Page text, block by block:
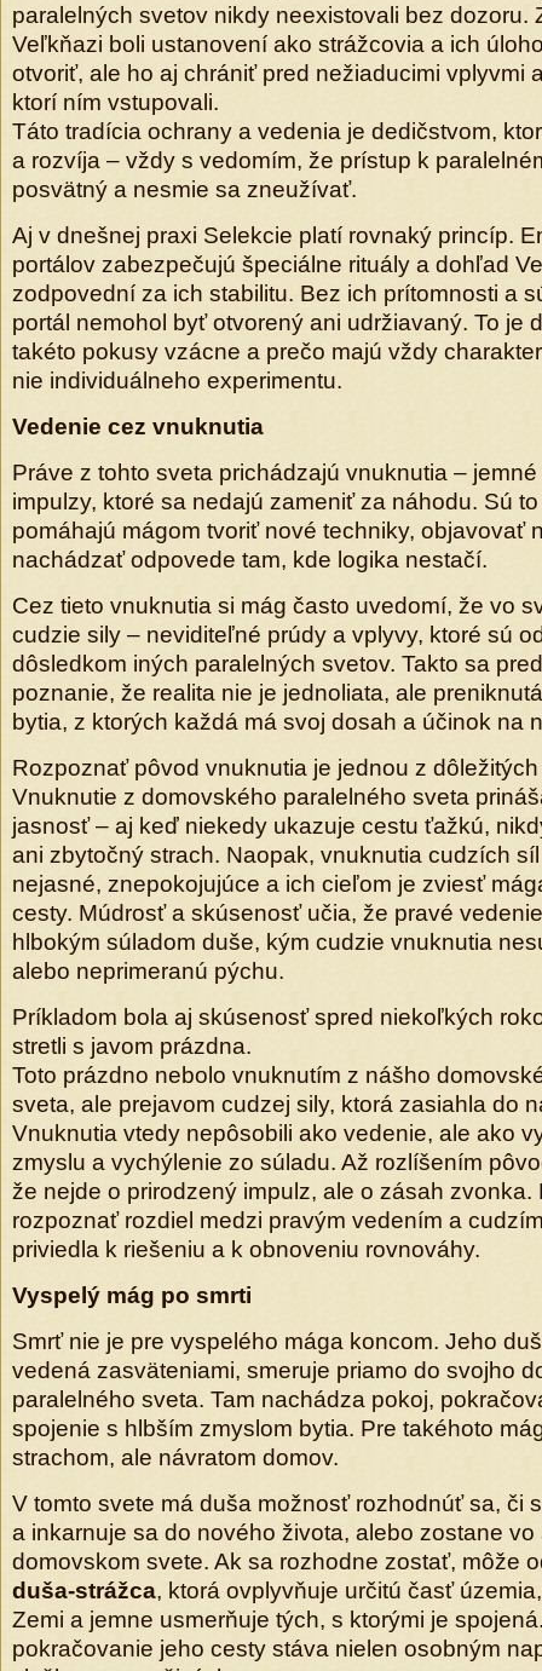
paralelných svetov nikdy neexistovali bez dozoru.
Veľkňazi boli ustanovení ako strážcovia a ich
otvoriť, ale ho aj chrániť pred nežiaducimi vplyvmi
ktorí ním vstupovali.
Táto tradícia ochrany a vedenia je dedičstvom,
a rozvíja – vždy s vedomím, že prístup k
posvätný a nesmie sa zneužívať.
Aj v dnešnej praxi Selekcie platí rovnaký princíp.
portálov zabezpečujú špeciálne rituály a dohľad
zodpovední za ich stabilitu. Bez ich prítomnosti a
portál nemohol byť otvorený ani udržiavaný. To je
takéto pokusy vzácne a prečo majú vždy
nie individuálneho experimentu.
Vedenie cez vnuknutia
Práve z tohto sveta prichádzajú vnuknutia –
impulzy, ktoré sa nedajú zameniť za náhodu. Sú
pomáhajú mágom tvoriť nové techniky, objavovať
nachádzať odpovede tam, kde logika nestačí.
Cez tieto vnuknutia si mág často uvedomí, že vo
cudzie sily – neviditeľné prúdy a vplyvy, ktoré sú
dôsledkom iných paralelných svetov. Takto sa
poznanie, že realita nie je jednoliata, ale
bytia, z ktorých každá má svoj dosah a účinok na
Rozpoznať pôvod vnuknutia je jednou z
Vnuknutie z domovského paralelného sveta
jasnosť – aj keď niekedy ukazuje cestu ťažkú,
ani zbytočný strach. Naopak, vnuknutia cudzích
nejasné, znepokojujúce a ich cieľom je zviesť
cesty. Múdrosť a skúsenosť učia, že pravé
hlbokým súladom duše, kým cudzie vnuknutia
alebo neprimeranú pýchu.
Príkladom bola aj skúsenosť spred niekoľkých
stretli s javom prázdna.
Toto prázdno nebolo vnuknutím z nášho
sveta, ale prejavom cudzej sily, ktorá zasiahla do
Vnuknutia vtedy nepôsobili ako vedenie, ale ako
zmyslu a vychýlenie zo súladu. Až rozlíšením
že nejde o prirodzený impulz, ale o zásah
rozpoznať rozdiel medzi pravým vedením a
priviedla k riešeniu a k obnoveniu rovnováhy.
Vyspelý mág po smrti
Smrť nie je pre vyspelého mága koncom. Jeho
vedená zasväteniami, smeruje priamo do svojho
paralelného sveta. Tam nachádza pokoj,
spojenie s hlbším zmyslom bytia. Pre takéhoto
strachom, ale návratom domov.
V tomto svete má duša možnosť rozhodnúť sa, či
a inkarnuje sa do nového života, alebo zostane vo
domovskom svete. Ak sa rozhodne zostať, môže
duša-strážca, ktorá ovplyvňuje určitú časť
Zemi a jemne usmerňuje tých, s ktorými je
pokračovanie jeho cesty stáva nielen osobným